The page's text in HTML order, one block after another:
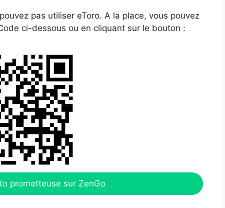
pas utiliser eToro. A la place, vous pouvez
ci-dessous ou en cliquant sur le bouton :
prometteuse sur ZenGo